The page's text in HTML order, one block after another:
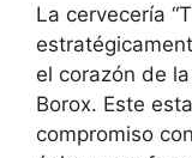
La cervecería
el corazón de
Borox. Este
compromiso